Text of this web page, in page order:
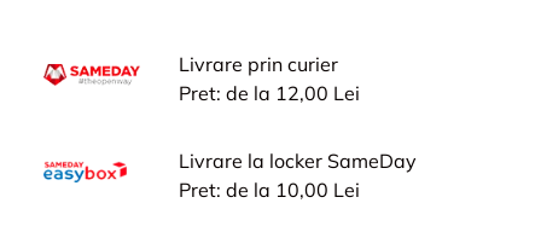
Livrare prin curier
Pret: de la 12,00 Lei
Livrare la locker SameDay
Pret: de la 10,00 Lei